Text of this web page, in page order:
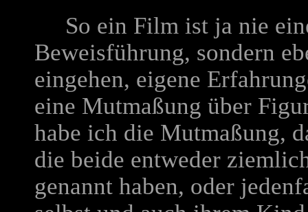
So ein Film ist ja nie
Beweisführung, sondern
eingehen, eigene
eine Mutmaßung über
habe ich die Mutmaßung,
die beide entweder
genannt haben, oder